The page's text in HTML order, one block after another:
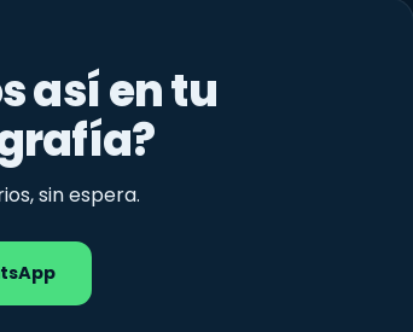
así en tu
sin espera.